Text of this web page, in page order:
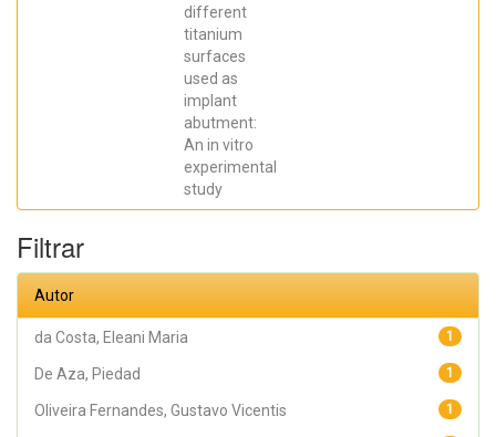
different
titanium
surfaces
used as
implant
abutment:
An in vitro
experimental
study
Filtrar
Autor
1
da Costa, Eleani Maria
1
De Aza, Piedad
1
Oliveira Fernandes, Gustavo Vicentis